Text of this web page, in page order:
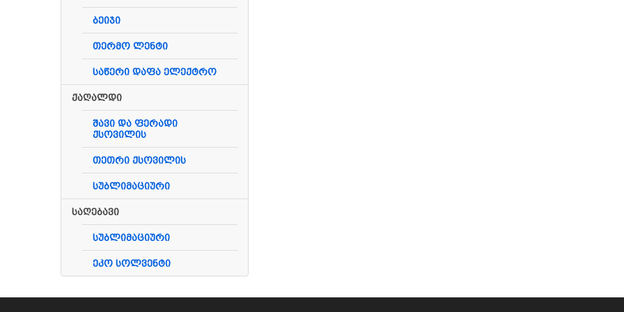
ბეიჯი
თერმო ლენტი
საწერი დაფა ელექტრო
ქაღალდი
შავი და ფერადი
ქსოვილის
თეთრი ქსოვილის
სუბლიმაციური
საღებავი
სუბლიმაციური
ეკო სოლვენტი